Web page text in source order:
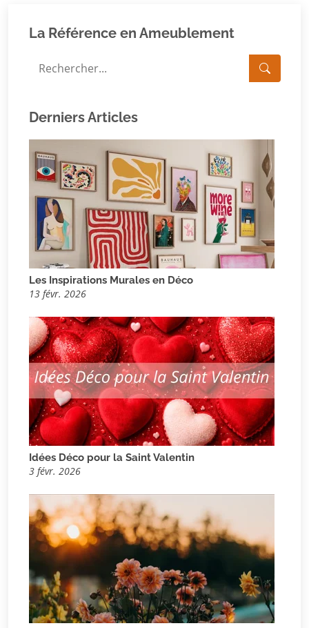
La Référence en Ameublement
Derniers Articles
Les Inspirations Murales en Déco
13 févr. 2026
Idées Déco pour la Saint Valentin
3 févr. 2026